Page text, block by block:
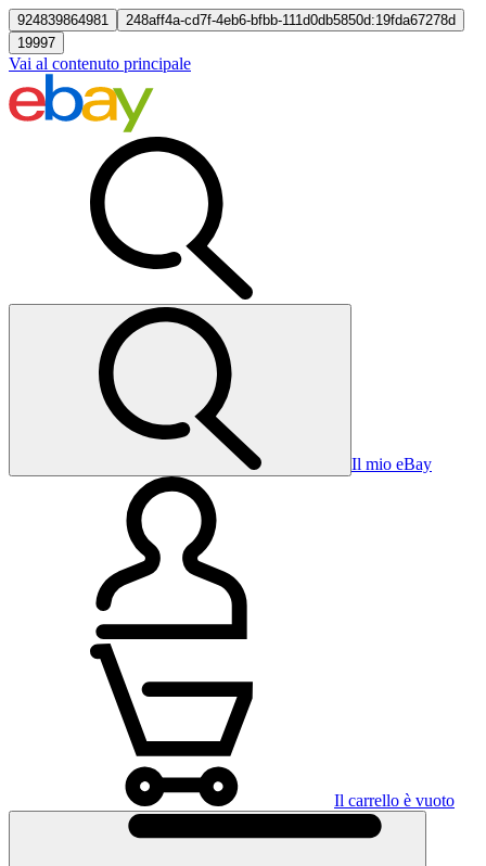
924839864981
248aff4a-cd7f-4eb6-bfbb-111d0db5850d:19fda67278d
19997
Vai al contenuto principale
Il mio eBay
Il carrello è vuoto